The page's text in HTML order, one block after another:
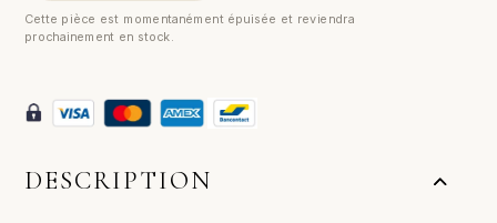
Cette pièce est momentanément épuisée et reviendra
prochainement en stock.
DESCRIPTION